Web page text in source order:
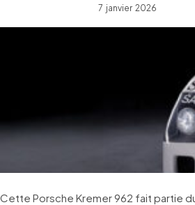
7 janvier 2026
Cette Porsche Kremer 962 fait partie